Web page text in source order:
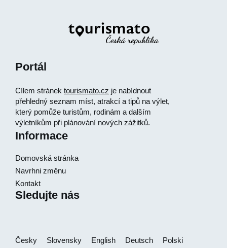
Portál
Cílem stránek tourismato.cz je nabídnout
přehledný seznam míst, atrakcí a tipů na výlet,
který pomůže turistům, rodinám a dalším
výletníkům při plánování nových zážitků.
Informace
Domovská stránka
Navrhni změnu
Kontakt
Sledujte nás
Česky Slovensky English Deutsch
Polski